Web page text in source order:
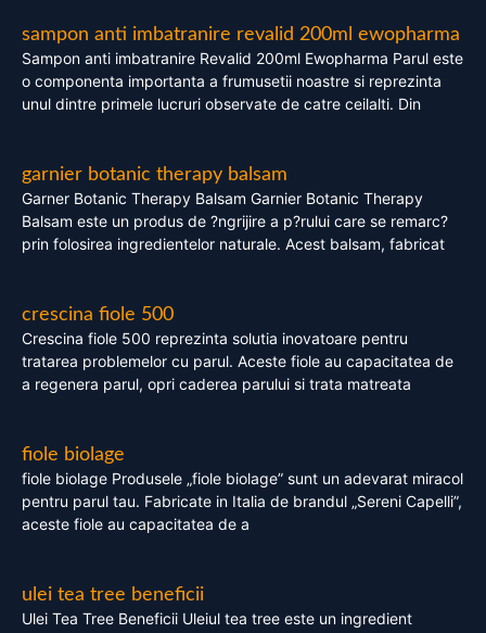
sampon anti imbatranire revalid 200ml ewopharma
Sampon anti imbatranire Revalid 200ml Ewopharma Parul este
o componenta importanta a frumusetii noastre si reprezinta
unul dintre primele lucruri observate de catre ceilalti. Din
garnier botanic therapy balsam
Garner Botanic Therapy Balsam Garnier Botanic Therapy
Balsam este un produs de ?ngrijire a p?rului care se remarc?
prin folosirea ingredientelor naturale. Acest balsam, fabricat
crescina fiole 500
Crescina fiole 500 reprezinta solutia inovatoare pentru
tratarea problemelor cu parul. Aceste fiole au capacitatea de
a regenera parul, opri caderea parului si trata matreata
fiole biolage
fiole biolage Produsele „fiole biolage” sunt un adevarat miracol
pentru parul tau. Fabricate in Italia de brandul „Sereni Capelli”,
aceste fiole au capacitatea de a
ulei tea tree beneficii
Ulei Tea Tree Beneficii Uleiul tea tree este un ingredient